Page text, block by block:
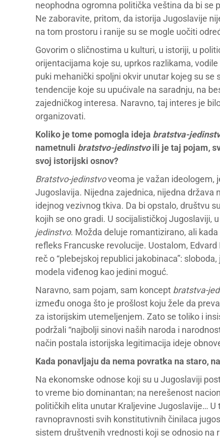
neophodna ogromna politička veština da bi
Ne zaboravite, pritom, da istorija Jugoslavije
na tom prostoru i ranije su se mogle uočiti
Govorim o sličnostima u kulturi, u istoriji, u
orijentacijama koje su, uprkos razlikama,
puki mehanički spoljni okvir unutar kojeg su
tendencije koje su upućivale na saradnju, na
zajedničkog interesa. Naravno, taj interes je
organizovati.
Koliko je tome pomogla ideja bratstva-
nametnuli bratstvo-jedinstvoili je taj pojam,
svoj istorijski osnov?
Bratstvo-jedinstvoveoma je važan ideologem,
Jugoslavija. Nijedna zajednica, nijedna
idejnog vezivnog tkiva. Da bi opstalo, društvu
kojih se ono gradi. U socijalističkoj
jedinstvo. Možda deluje romantizirano, ali
refleks Francuske revolucije. Uostalom,
reč o “plebejskoj republici jakobinaca”:
modela viđenog kao jedini moguć.
Naravno, sam pojam, sam koncept bratstva-
između onoga što je prošlost koju žele da
za istorijskim utemeljenjem. Zato se toliko i
podržali “najbolji sinovi naših naroda i
način postala istorijska legitimacija ideje
Kada ponavljaju da nema povratka na staro,
Na ekonomske odnose koji su u Jugoslaviji
to vreme bio dominantan; na nerešenost
političkih elita unutar Kraljevine Jugoslavije…
ravnopravnosti svih konstitutivnih činilaca
sistem društvenih vrednosti koji se odnosio na